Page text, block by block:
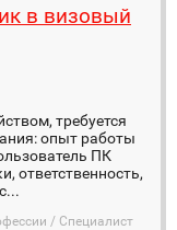
в визовый
требуется
опыт работы
ПК
ответственность,
/ Специалист